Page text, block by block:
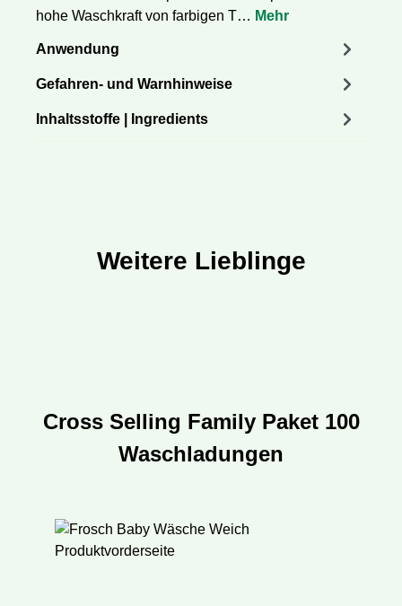
hohe Waschkraft von farbigen T… Mehr
Anwendung
Gefahren- und Warnhinweise
Inhaltsstoffe | Ingredients
Weitere Lieblinge
Produktgalerie überspringen
Cross Selling Family Paket 100
Waschladungen